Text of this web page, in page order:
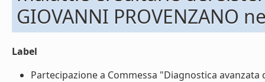
GIOVANNI PROVENZANO
Label
Partecipazione a Commessa "Diagnostica